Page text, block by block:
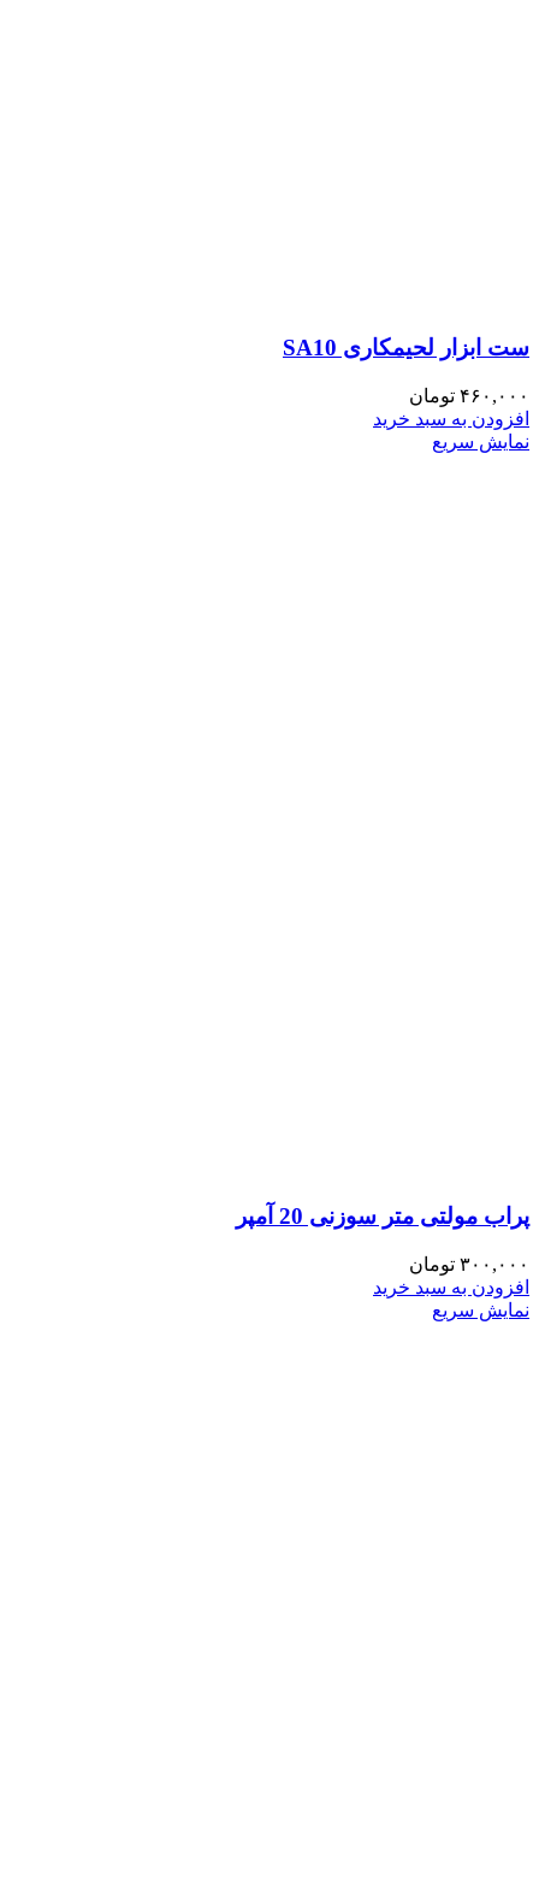
ست ابزار لحیمکاری SA10
۴۶۰,۰۰۰ تومان
افزودن به سبد خرید
نمایش سریع
پراب مولتی متر سوزنی 20 آمپر
۳۰۰,۰۰۰ تومان
افزودن به سبد خرید
نمایش سریع